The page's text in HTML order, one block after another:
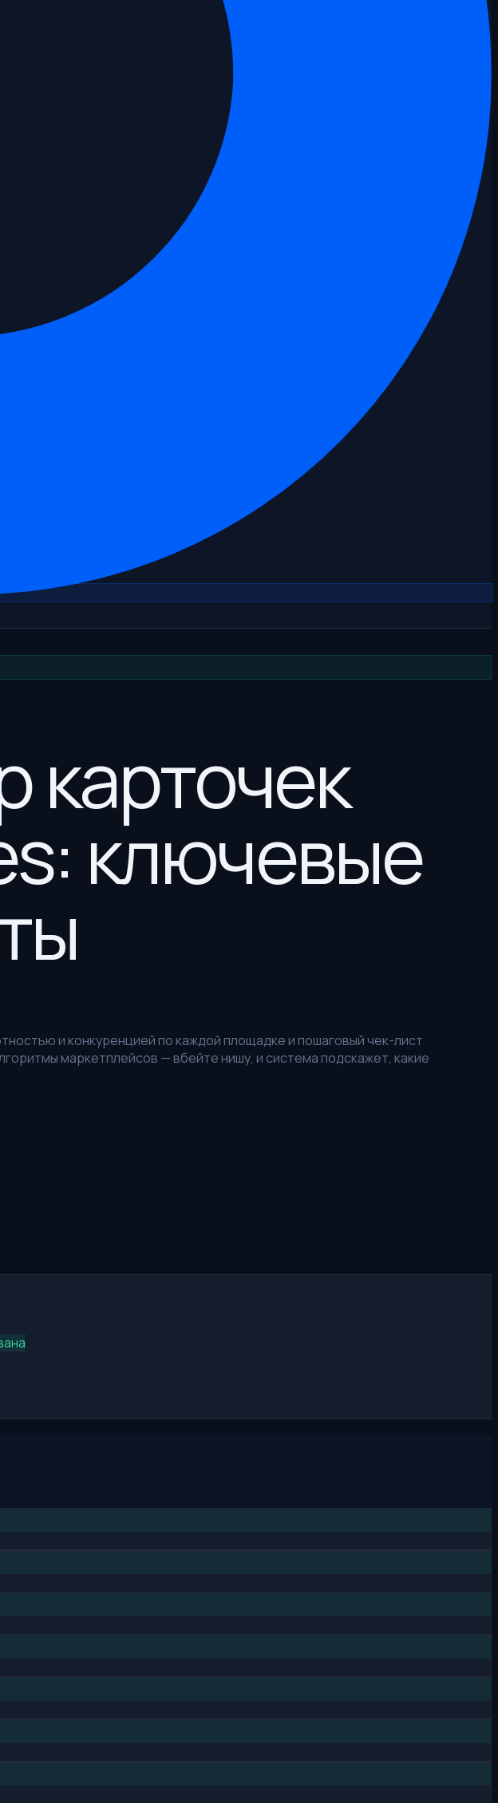
карточек
ключевые
и конкуренцией по каждой площадке и пошаговый чек-лист
маркетплейсов — вбейте нишу, и система подскажет, какие